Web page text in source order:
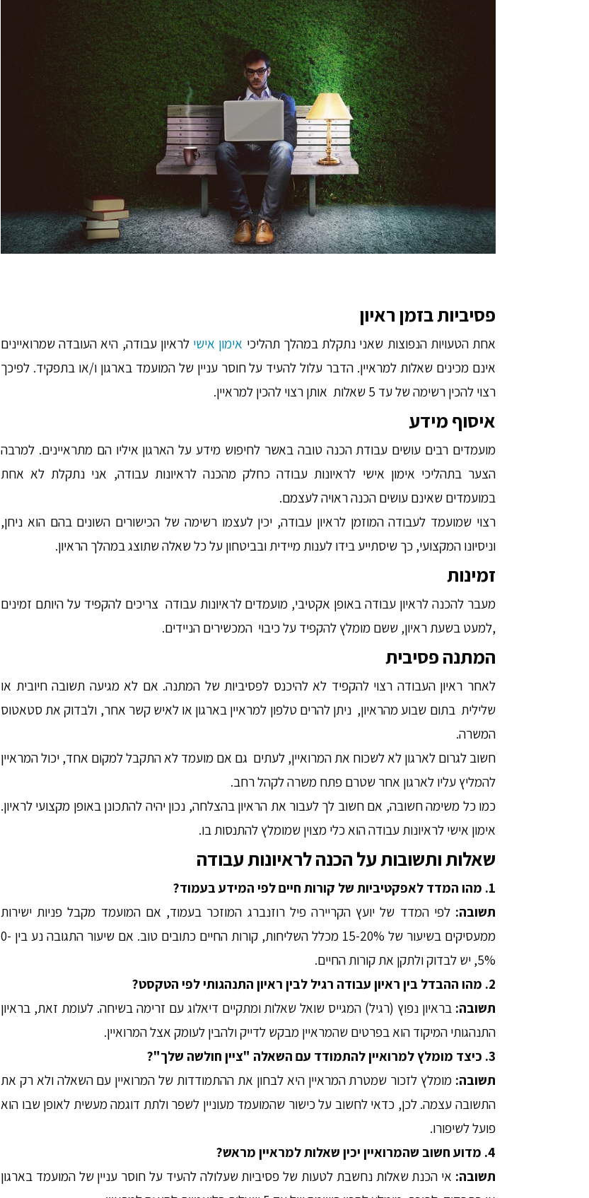
פסיביות בזמן ראיון
אחת הטעויות הנפוצות שאני נתקלת במהלך תהליכי אימון אישי לראיון עבודה, היא העובדה שמרואיינים
אינם מכינים שאלות למראיין. הדבר עלול להעיד על חוסר עניין של המועמד בארגון ו/או בתפקיד. לפיכך
רצוי להכין רשימה של עד 5 שאלות אותן רצוי להכין למראיין.
איסוף מידע
מועמדים רבים עושים עבודת הכנה טובה באשר לחיפוש מידע על הארגון איליו הם מתראיינים. למרבה
הצער בתהליכי אימון אישי לראיונות עבודה כחלק מהכנה לראיונות עבודה, אני נתקלת לא אחת
במועמדים שאינם עושים הכנה ראויה לעצמם.
רצוי שמועמד לעבודה המוזמן לראיון עבודה, יכין לעצמו רשימה של הכישורים השונים בהם הוא ניחן,
וניסיונו המקצועי, כך שיסתייע בידו לענות מיידית ובביטחון על כל שאלה שתוצג במהלך הראיון.
זמינות
מעבר להכנה לראיון עבודה באופן אקטיבי, מועמדים לראיונות עבודה צריכים להקפיד על היותם זמינים
,למעט בשעת ראיון, ששם מומלץ להקפיד על כיבוי המכשירים הניידים.
המתנה פסיבית
לאחר ראיון העבודה רצוי להקפיד לא להיכנס לפסיביות של המתנה. אם לא מגיעה תשובה חיובית או
שלילית בתום שבוע מהראיון, ניתן להרים טלפון למראיין בארגון או לאיש קשר אחר, ולבדוק את סטאטוס
המשרה.
חשוב לגרום לארגון לא לשכוח את המרואיין, לעתים גם אם מועמד לא התקבל למקום אחד, יכול המראיין
להמליץ עליו לארגון אחר שטרם פתח משרה לקהל רחב.
כמו כל משימה חשובה, אם חשוב לך לעבור את הראיון בהצלחה, נכון יהיה להתכונן באופן מקצועי לראיון.
אימון אישי לראיונות עבודה הוא כלי מצוין שמומלץ להתנסות בו.
שאלות ותשובות על הכנה לראיונות עבודה
1. מהו המדד לאפקטיביות של קורות חיים לפי המידע בעמוד?
תשובה:לפי המדד של יועץ הקריירה פיל רוזנברג המוזכר בעמוד, אם המועמד מקבל פניות ישירות
ממעסיקים בשיעור של 15-20% מכלל השליחות, קורות החיים כתובים טוב. אם שיעור התגובה נע בין 0-
5%, יש לבדוק ולתקן את קורות החיים.
2. מהו ההבדל בין ראיון עבודה רגיל לבין ראיון התנהגותי לפי הטקסט?
תשובה: בראיון נפוץ (רגיל) המגייס שואל שאלות ומתקיים דיאלוג עם זרימה בשיחה. לעומת זאת, בראיון
התנהגותי המיקוד הוא בפרטים שהמראיין מבקש לדייק ולהבין לעומק אצל המרואיין.
3. כיצד מומלץ למרואיין להתמודד עם השאלה "ציין חולשה שלך"?
תשובה: מומלץ לזכור שמטרת המראיין היא לבחון את ההתמודדות של המרואיין עם השאלה ולא רק את
התשובה עצמה. לכן, כדאי לחשוב על כישור שהמועמד מעוניין לשפר ולתת דוגמה מעשית לאופן שבו הוא
פועל לשיפורו.
4. מדוע חשוב שהמרואיין יכין שאלות למראיין מראש?
תשובה: אי הכנת שאלות נחשבת לטעות של פסיביות שעלולה להעיד על חוסר עניין של המועמד בארגון